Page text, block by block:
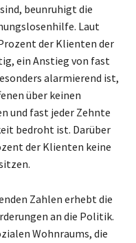
beunruhigt die
Laut
der Klienten der
ein Anstieg von fast
alarmierend ist,
über keinen
und fast jeder Zehnte
bedroht ist. Darüber
der Klienten keine
Zahlen erhebt die
an die Politik.
Wohnraums, die